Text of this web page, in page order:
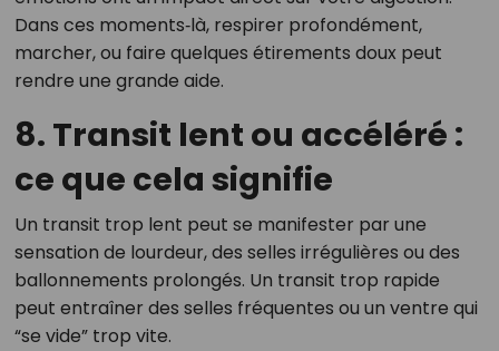
Dans ces moments‑là, respirer profondément,
marcher, ou faire quelques étirements doux peut
rendre une grande aide.
8. Transit lent ou accéléré :
ce que cela signifie
Un transit trop lent peut se manifester par une
sensation de lourdeur, des selles irrégulières ou des
ballonnements prolongés. Un transit trop rapide
peut entraîner des selles fréquentes ou un ventre qui
“se vide” trop vite.